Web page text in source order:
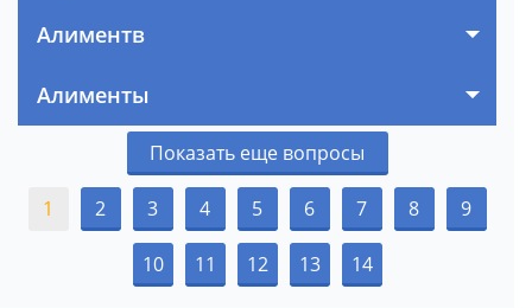
Алиментв
Алименты
Показать еще вопросы
1 2 3 4 5 6 7 8 9
10 11 12 13 14